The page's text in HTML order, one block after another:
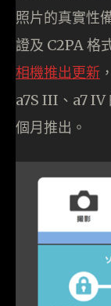
照片的真實性
證及 C2PA 格
相機推出更新
a7S III、a7 IV
個月推出。